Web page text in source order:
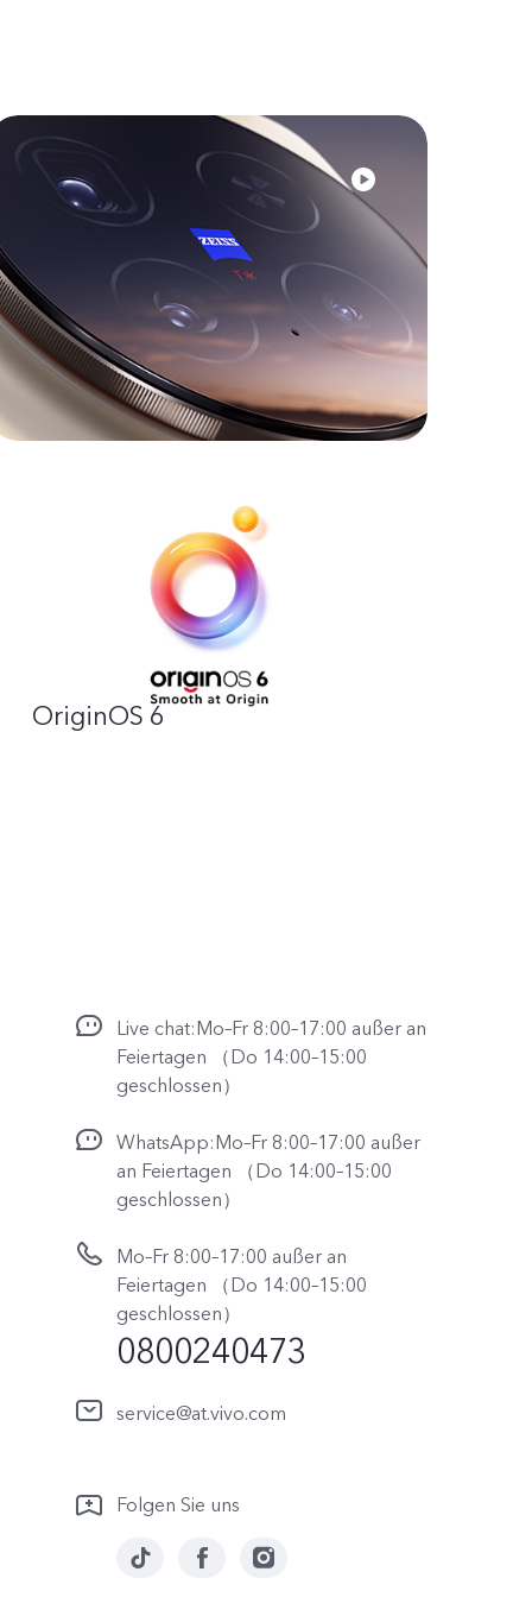
OriginOS 6
Live chat:Mo–Fr 8:00–17:00 außer an
Feiertagen （Do 14:00–15:00
geschlossen）
WhatsApp:Mo–Fr 8:00–17:00 außer
an Feiertagen （Do 14:00–15:00
geschlossen）
Mo–Fr 8:00–17:00 außer an
Feiertagen （Do 14:00–15:00
geschlossen）
0800240473
service@at.vivo.com
Folgen Sie uns